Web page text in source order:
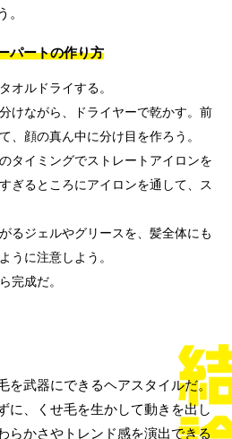
。
パートの作り方
オルドライする。
けながら、ドライヤーで乾かす。前
、顔の真ん中に分け目を作ろう。
タイミングでストレートアイロンを
ぎるところにアイロンを通して、ス
るジェルやグリースを、髪全体にも
うに注意しよう。
完成だ。
を武器にできるヘアスタイルだ。
に、くせ毛を生かして動きを出し
らかさやトレンド感を演出できる